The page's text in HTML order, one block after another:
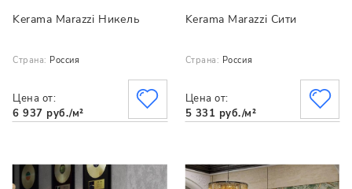
Kerama Marazzi Никель
Страна: Россия
Цена от:
6 937 руб./м²
Kerama Marazzi Сити
Страна: Россия
Цена от:
5 331 руб./м²